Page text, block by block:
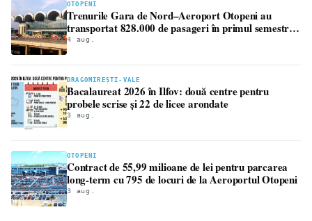
OTOPENI
Trenurile Gara de Nord–Aeroport Otopeni au
transportat 828.000 de pasageri în primul semestru.
Traficul a crescut cu 4,5%
4 aug.
DRAGOMIREȘTI-VALE
Bacalaureat 2026 în Ilfov: două centre pentru
probele scrise și 22 de licee arondate
3 aug.
OTOPENI
Contract de 55,99 milioane de lei pentru parcarea
long-term cu 795 de locuri de la Aeroportul Otopeni
3 aug.